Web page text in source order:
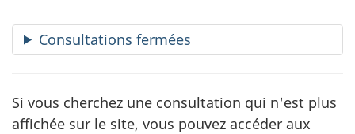
Consultations fermées
Si vous cherchez une consultation qui n'est plus
affichée sur le site, vous pouvez accéder aux